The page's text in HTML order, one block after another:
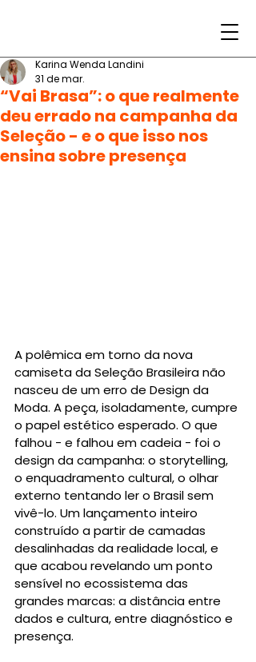
“Vai Brasa”: o que realmente
deu errado na campanha da
Seleção - e o que isso nos
ensina sobre presença
Karina Wenda Landini
31 de mar.
A polêmica em torno da nova
camiseta da Seleção Brasileira não
nasceu de um erro de Design da
Moda. A peça, isoladamente, cumpre
o papel estético esperado. O que
falhou - e falhou em cadeia - foi o
design da campanha: o storytelling,
o enquadramento cultural, o olhar
externo tentando ler o Brasil sem
vivê-lo. Um lançamento inteiro
construído a partir de camadas
desalinhadas da realidade local, e
que acabou revelando um ponto
sensível no ecossistema das
grandes marcas: a distância entre
dados e cultura, entre diagnóstico e
presença.